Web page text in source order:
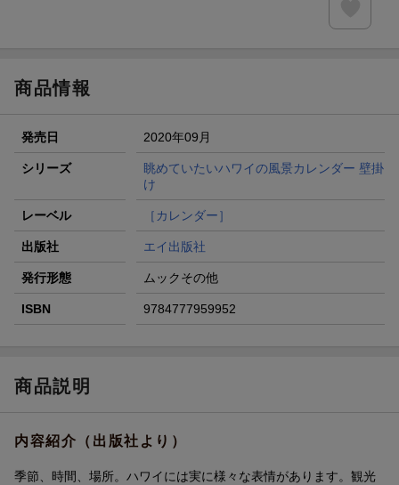
条件達成で楽天限定・宝塚歌劇 宙組貸切公演ペアチケット
商品情報
発売日 2020年09月
シリーズ
眺めていたいハワイの風景カレンダー 壁掛
け
レーベル ［カレンダー］
出版社 エイ出版社
発行形態 ムックその他
ISBN 9784777959952
商品説明
内容紹介（出版社より）
季節、時間、場所。ハワイには実に様々な表情があります。観光